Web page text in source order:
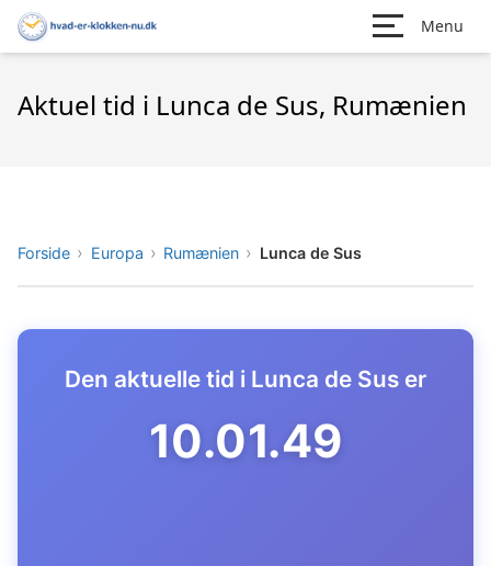
Menu
Aktuel tid i Lunca de Sus, Rumænien
Forside Europa Rumænien Lunca de Sus
Den aktuelle tid i Lunca de Sus er
10.01.50